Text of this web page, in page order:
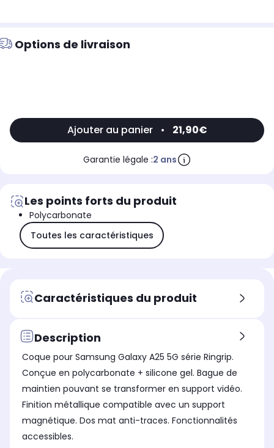
Options de livraison
Ajouter au panier • 21,90€
Garantie légale :2 ans
Les points forts du produit
Polycarbonate
Toutes les caractéristiques
Caractéristiques du produit
Description
Coque pour Samsung Galaxy A25 5G série Ringrip.
Conçue en polycarbonate + silicone gel. Bague de
maintien pouvant se transformer en support vidéo.
Finition métallique compatible avec un support
magnétique. Dos mat anti-traces. Fonctionnalités
accessibles.